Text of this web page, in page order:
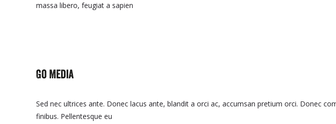
massa libero, feugiat a sapien
Go Media
Sed nec ultrices ante. Donec lacus ante, blandit a orci ac, accumsan pretium orci. Donec
finibus. Pellentesque eu